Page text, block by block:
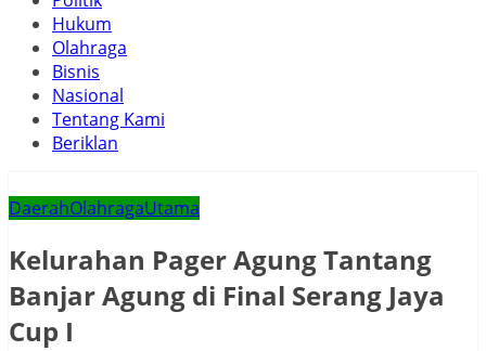
Hukum
Olahraga
Bisnis
Nasional
Tentang Kami
Beriklan
DaerahOlahragaUtama
Kelurahan Pager Agung Tantang
Banjar Agung di Final Serang Jaya
Cup I